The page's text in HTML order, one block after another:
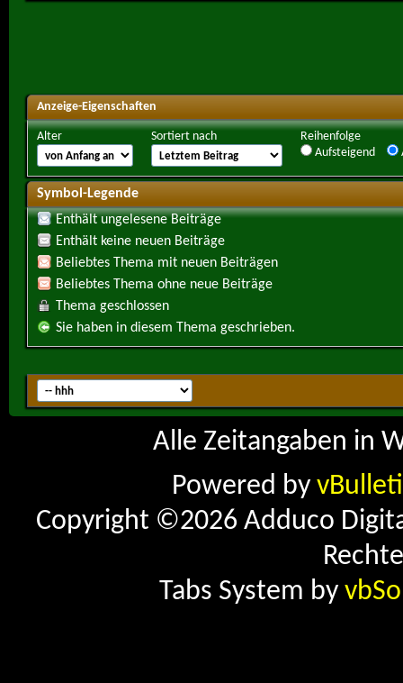
Anzeige-Eigenschaften
Alter Sortiert nach
Reihenfolge
Aufsteigend
Symbol-Legende
Enthält ungelesene Beiträge
Enthält keine neuen Beiträge
Beliebtes Thema mit neuen Beiträgen
Beliebtes Thema ohne neue Beiträge
Thema geschlossen
Sie haben in diesem Thema geschrieben.
Alle Zeitangaben in
Powered by
Copyright ©2026 Adduco
Tabs System by